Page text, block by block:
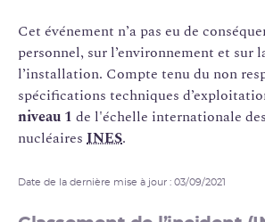
Cet événement n’a pas eu de
personnel, sur l’environnement et sur
l’installation. Compte tenu du non
spécifications techniques
niveau 1 de l'échelle internationale
nucléaires INES.
Date de la dernière mise à jour : 03/09/2021